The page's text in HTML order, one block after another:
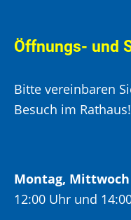
Öffnungs- und
Bitte vereinbaren
Besuch im Rathaus!
Montag,
12:00 Uhr und